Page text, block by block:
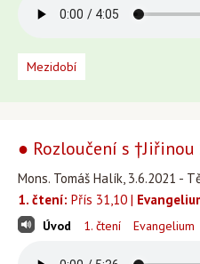
Mezidobí
● Rozloučení s
Mons. Tomáš Halík, 3.6.2021 -
1. čtení: Přís 31,10 |
Úvod 1. čtení Evangelium